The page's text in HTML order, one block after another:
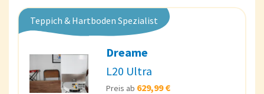
Teppich & Hartboden Spezialist
Dreame
L20 Ultra
Preis ab 629,99 €